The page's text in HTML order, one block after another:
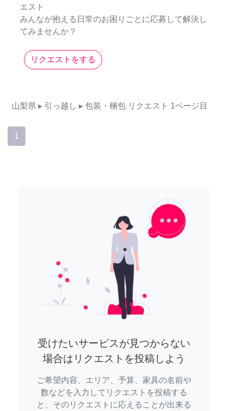
エスト
みんなが抱える日常のお困りごとに応募して解決し
てみませんか？
リクエストをする
山梨県 ▸ 引っ越し ▸ 包装・梱包 リクエスト 1ページ目
1
受けたいサービスが見つからない
場合はリクエストを投稿しよう
ご希望内容、エリア、予算、家具の名前や
数などを入力してリクエストを投稿する
と、そのリクエストに応えることが出来る